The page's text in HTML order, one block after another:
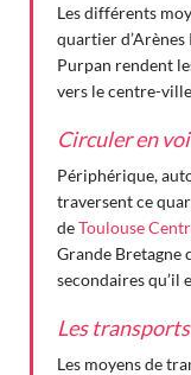
Les différents
quartier
Purpan rendent
vers le centre-
Circuler en
Périphérique,
traversent ce
deToulouse
Grande Bretagne
secondaires qu’il
Les
Les moyens de